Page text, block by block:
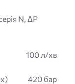
N, ΔP
100 л/хв
420 бар